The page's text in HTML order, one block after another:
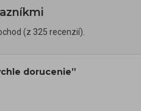
(z 325 recenzií).
dorucenie”